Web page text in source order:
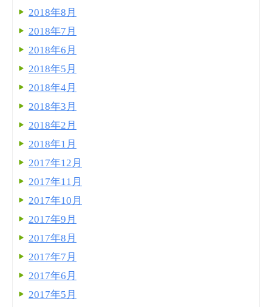
2018年8月
2018年7月
2018年6月
2018年5月
2018年4月
2018年3月
2018年2月
2018年1月
2017年12月
2017年11月
2017年10月
2017年9月
2017年8月
2017年7月
2017年6月
2017年5月